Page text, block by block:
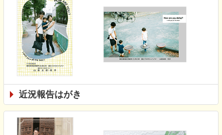
近況報告はがき